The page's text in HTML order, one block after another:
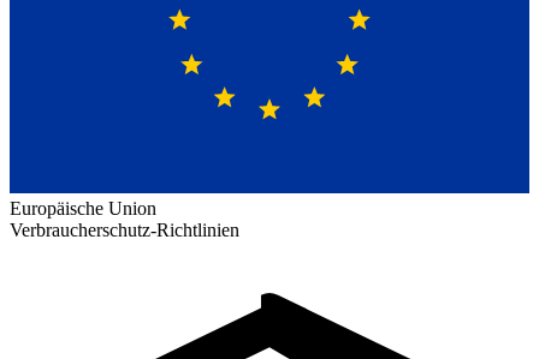
Europäische Union
Verbraucherschutz-Richtlinien